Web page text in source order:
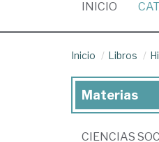
INICIO
Inicio Libros
Materias
CIENCIAS